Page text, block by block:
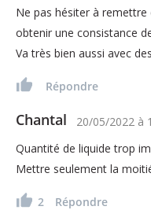
Ne pas hésiter à
obtenir une consistance
Va très bien aussi avec
Répondre
Chantal 20/05/2022 à
Quantité de liquide trop
Mettre seulement la
2 Répondre